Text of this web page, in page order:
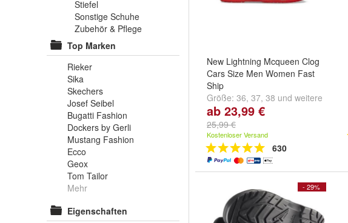
Stiefel
Sonstige Schuhe
Zubehör & Pflege
Top Marken
Rieker
Sika
Skechers
Josef Seibel
Bugatti Fashion
Dockers by Gerli
Mustang Fashion
Ecco
Geox
Tom Tailor
Mehr
Eigenschaften
New Lightning Mcqueen Clog
Cars Size Men Women Fast
Ship
Größe: 36, 37, 38 und weitere
...
ab 23,99 €
25,99 €
Kostenloser Versand
630
- 29%